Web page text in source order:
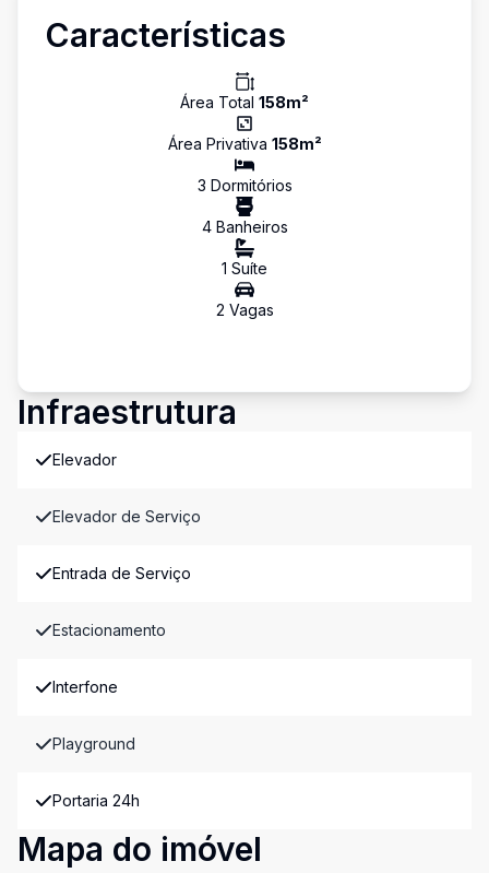
Características
Área Total 158m²
Área Privativa 158m²
3 Dormitórios
4Banheiros
1 Suíte
2 Vagas
Infraestrutura
Elevador
Elevador de Serviço
Entrada de Serviço
Estacionamento
Interfone
Playground
Portaria 24h
Mapa do imóvel